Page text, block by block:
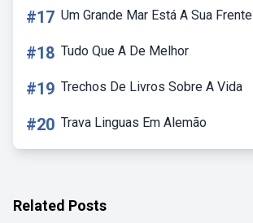
#17 Um Grande Mar Está A Sua Frente
#18 Tudo Que A De Melhor
#19 Trechos De Livros Sobre A Vida
#20 Trava Linguas Em Alemão
Related Posts